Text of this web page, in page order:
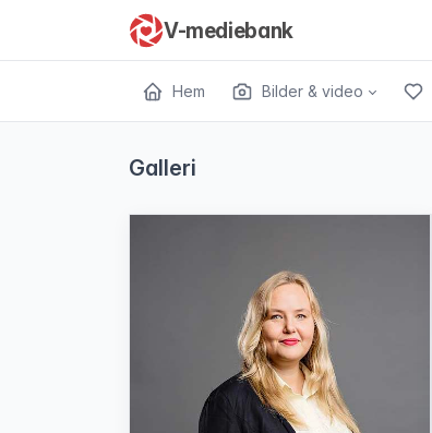
V-mediebank
Hem Bilder & video
Galleri